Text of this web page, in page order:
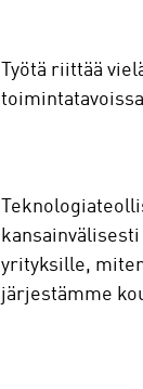
Työtä riittää
yrityksille,
järjestämme